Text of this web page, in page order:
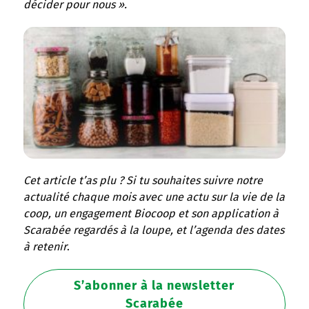
décider pour nous ».
Cet article t’as plu ? Si tu souhaites suivre notre
actualité chaque mois avec une actu sur la vie de la
coop, un engagement Biocoop et son application à
Scarabée regardés à la loupe, et l’agenda des dates
à retenir.
S’abonner à la newsletter
Scarabée